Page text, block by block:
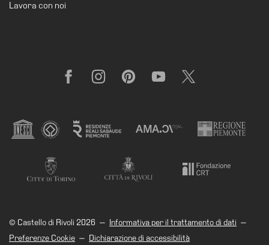
Lavora con noi
FacebookInstagramPinterestYouTube X
© Castello di Rivoli 2026 — Informativa per il trattamento di dati —
Preferenze Cookie — Dichiarazione di accessibilità